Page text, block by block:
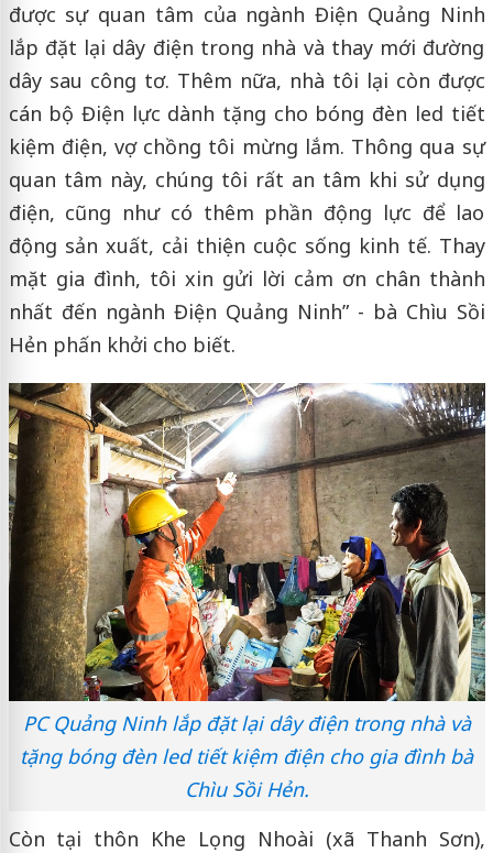
được sự quan tâm của ngành Điện Quảng Ninh
lắp đặt lại dây điện trong nhà và thay mới đường
dây sau công tơ. Thêm nữa, nhà tôi lại còn được
cán bộ Điện lực dành tặng cho bóng đèn led tiết
kiệm điện, vợ chồng tôi mừng lắm. Thông qua sự
quan tâm này, chúng tôi rất an tâm khi sử dụng
điện, cũng như có thêm phần động lực để lao
động sản xuất, cải thiện cuộc sống kinh tế. Thay
mặt gia đình, tôi xin gửi lời cảm ơn chân thành
nhất đến ngành Điện Quảng Ninh” - bà Chìu Sồi
Hẻn phấn khởi cho biết.
PC Quảng Ninh lắp đặt lại dây điện trong nhà và
tặng bóng đèn led tiết kiệm điện cho gia đình bà
Chìu Sồi Hẻn.
Còn tại thôn Khe Lọng Nhoài (xã Thanh Sơn),